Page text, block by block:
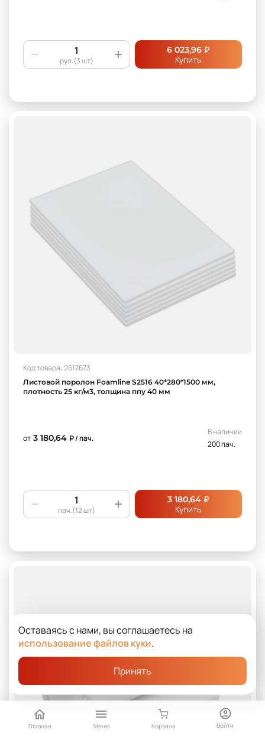
Главная Меню Корзина Войти
рул.(3 шт)
6 023,96 ₽
Купить
Код товара: 2617673
Листовой поролон Foamline S2516 40*280*1500 мм,
плотность 25 кг/м3, толщина ппу 40 мм
от 3 180,64 ₽ / пач.
В наличии
200 пач.
пач.(12 шт)
3 180,64 ₽
Купить
Оставаясь с нами, вы соглашаетесь на
использование файлов куки.
Принять